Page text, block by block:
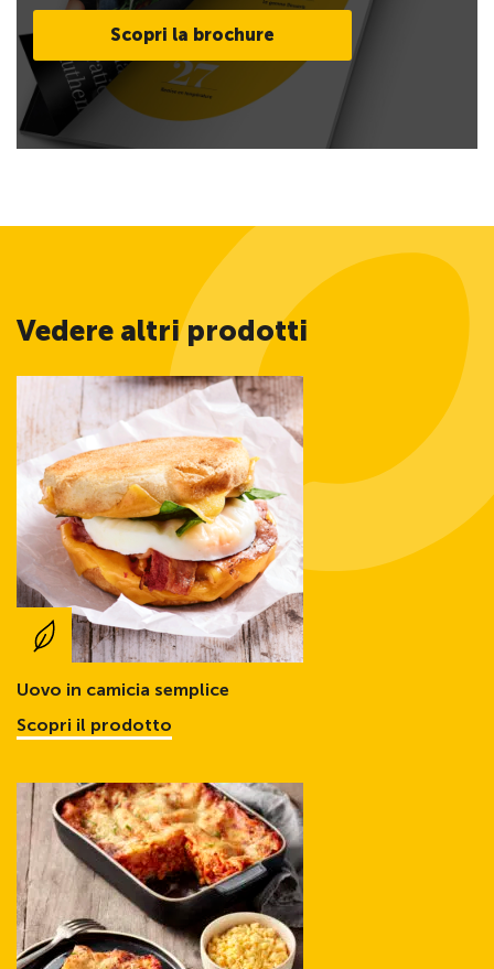
Scopri la brochure
Vedere altri prodotti
Uovo in camicia semplice
Scopri il prodotto